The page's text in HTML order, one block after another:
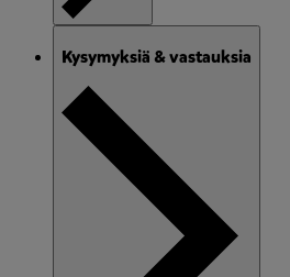
Kysymyksiä & vastauksia